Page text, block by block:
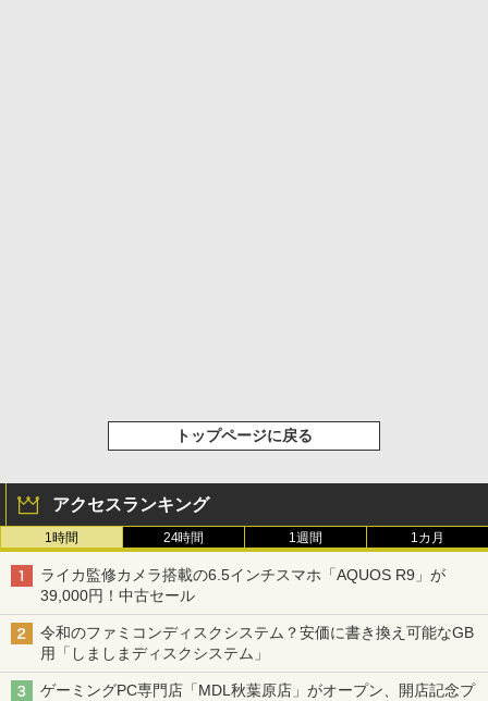
トップページに戻る
アクセスランキング
1時間 24時間 1週間 1カ月
ライカ監修カメラ搭載の6.5インチスマホ「AQUOS R9」が
39,000円！中古セール
令和のファミコンディスクシステム？安価に書き換え可能なGB
用「しましまディスクシステム」
ゲーミングPC専門店「MDL秋葉原店」がオープン、開店記念プ